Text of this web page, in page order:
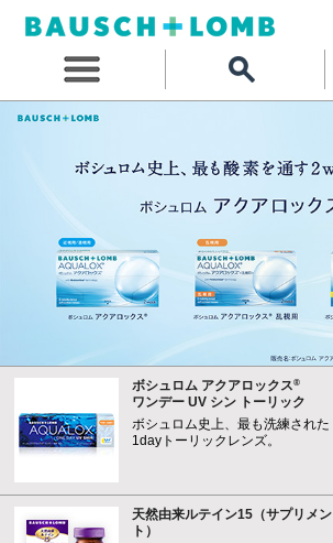
ボシュロム アクアロックス®
ワンデー UV シン トーリック
ボシュロム史上、最も洗練された
1dayトーリックレンズ。
天然由来ルテイン15（サプリメン
ト）